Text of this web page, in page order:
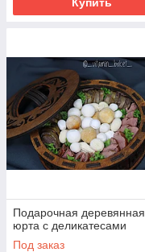
Подарочная деревянная
юрта с деликатесами
Под заказ